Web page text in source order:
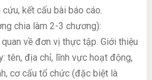
kết cấu bài báo cáo.
chia làm 2-3 chương):
về đơn vị thực tập. Giới thiệu
tên, địa chỉ, lĩnh vực hoạt động,
cơ cấu tổ chức (đặc biệt là